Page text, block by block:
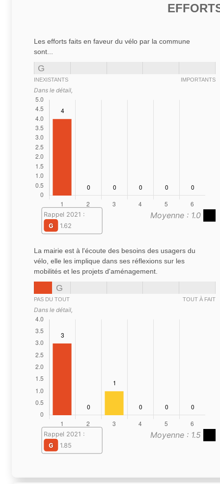
Les efforts faits en faveur du vélo par la commune
sont...
G
INEXISTANTS IMPORTANTS
Dans le détail,
Moyenne : 1.0
Rappel 2021 :
G
1.62
La mairie est à l'écoute des besoins des usagers du
vélo, elle les implique dans ses réflexions sur les
mobilités et les projets d'aménagement.
G
PAS DU TOUT TOUT À FAIT
Dans le détail,
Moyenne : 1.5
Rappel 2021 :
G
1.85